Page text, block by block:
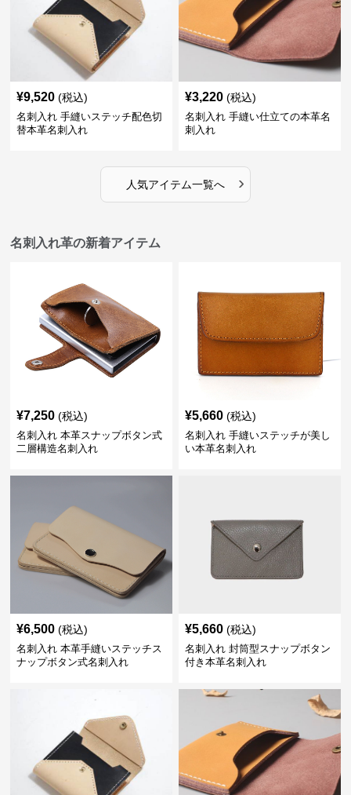
¥9,520 (税込)
名刺入れ 手縫いステッチ配色切
替本革名刺入れ
¥3,220 (税込)
名刺入れ 手縫い仕立ての本革名
刺入れ
人気アイテム一覧へ ›
名刺入れ革の新着アイテム
¥7,250 (税込)
名刺入れ 本革スナップボタン式
二層構造名刺入れ
¥5,660 (税込)
名刺入れ 手縫いステッチが美し
い本革名刺入れ
¥6,500 (税込)
名刺入れ 本革手縫いステッチス
ナップボタン式名刺入れ
¥5,660 (税込)
名刺入れ 封筒型スナップボタン
付き本革名刺入れ